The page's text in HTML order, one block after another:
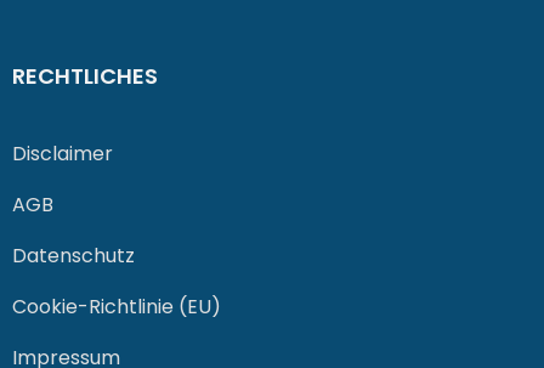
RECHTLICHES
Disclaimer
AGB
Datenschutz
Cookie-Richtlinie (EU)
Impressum